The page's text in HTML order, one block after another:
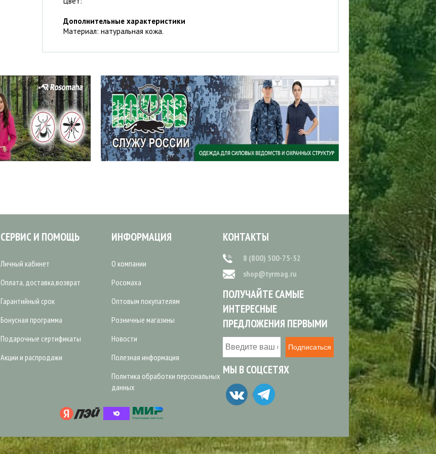
Дополнительные характеристики
Материал: натуральная кожа.
СЕРВИС И ПОМОЩЬ
Личный кабинет
Оплата, доставка,возврат
Гарантийный срок
Бонусная программа
Подарочные сертификаты
Акции и распродажи
ИНФОРМАЦИЯ
О компании
Росомаха
Оптовым покупателям
Розничные магазины
Новости
Полезная информация
Политика обработки персональных
данных
КОНТАКТЫ
8 (800) 500-75-52
shop@tyrmag.ru
ПОЛУЧАЙТЕ САМЫЕ
ИНТЕРЕСНЫЕ
ПРЕДЛОЖЕНИЯ ПЕРВЫМИ
Подписаться
МЫ В СОЦСЕТЯХ